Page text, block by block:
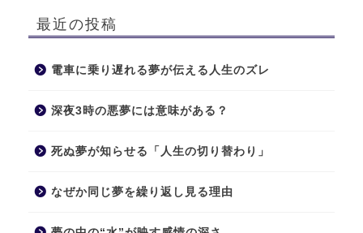
最近の投稿
電車に乗り遅れる夢が伝える人生のズレ
深夜3時の悪夢には意味がある？
死ぬ夢が知らせる「人生の切り替わり」
なぜか同じ夢を繰り返し見る理由